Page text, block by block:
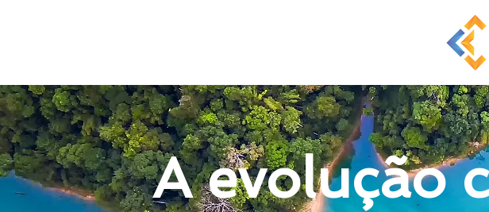
A evolução